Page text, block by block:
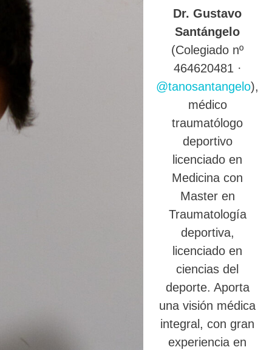
Dr. Gustavo
Santángelo
(Colegiado nº
464620481 ·
@tanosantangelo),
médico
traumatólogo
deportivo
licenciado en
Medicina con
Master en
Traumatología
deportiva,
licenciado en
ciencias del
deporte. Aporta
una visión médica
integral, con gran
experiencia en